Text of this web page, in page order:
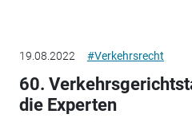
19.08.2022 #Verkehrsrecht
60.
die Experten